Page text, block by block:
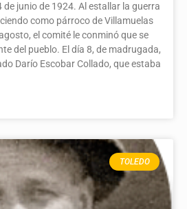
de junio de 1924. Al estallar la guerra
como párroco de Villamuelas
el comité le conminó que se
del pueblo. El día 8, de madrugada,
Darío Escobar Collado, que estaba
TOLEDO